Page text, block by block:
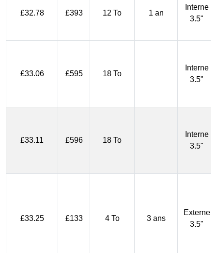
£32.78 £393 12 To 1 an
Interne
3.5"
£33.06 £595 18 To
Interne
3.5"
£33.11 £596 18 To
Interne
3.5"
£33.25 £133 4 To 3 ans
Externe
3.5"